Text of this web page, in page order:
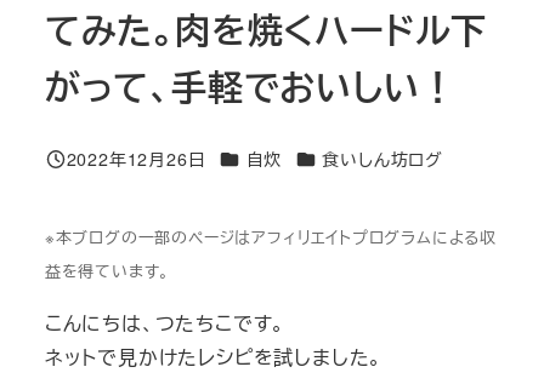
てみた。肉を焼くハードル下
がって、手軽でおいしい！
投稿日
2022年12月26日 カテゴリー
自炊 カテゴリー
食いしん坊ログ
※本ブログの一部のページはアフィリエイトプログラムによる収
益を得ています。
こんにちは、つたちこです。
ネットで見かけたレシピを試しました。